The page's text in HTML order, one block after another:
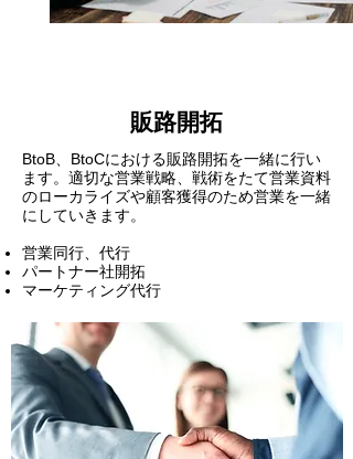
販路開拓
BtoB、BtoCにおける販路開拓を一緒に行い
ます。適切な営業戦略、戦術をたて営業資料
のローカライズや顧客獲得のため営業を一緒
にしていきます。
営業同行、代行
パートナー社開拓
​マーケティング代行